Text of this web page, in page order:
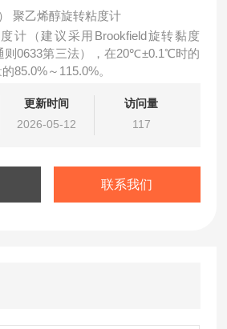
聚乙烯醇旋转粘度计
计（建议采用Brookfield旋转黏度
则0633第三法），在20℃±0.1℃时的
85.0%～115.0%。
更新时间
2026-05-12
访问量
117
联系我们